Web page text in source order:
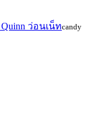
ว่อนเน็ทcandy